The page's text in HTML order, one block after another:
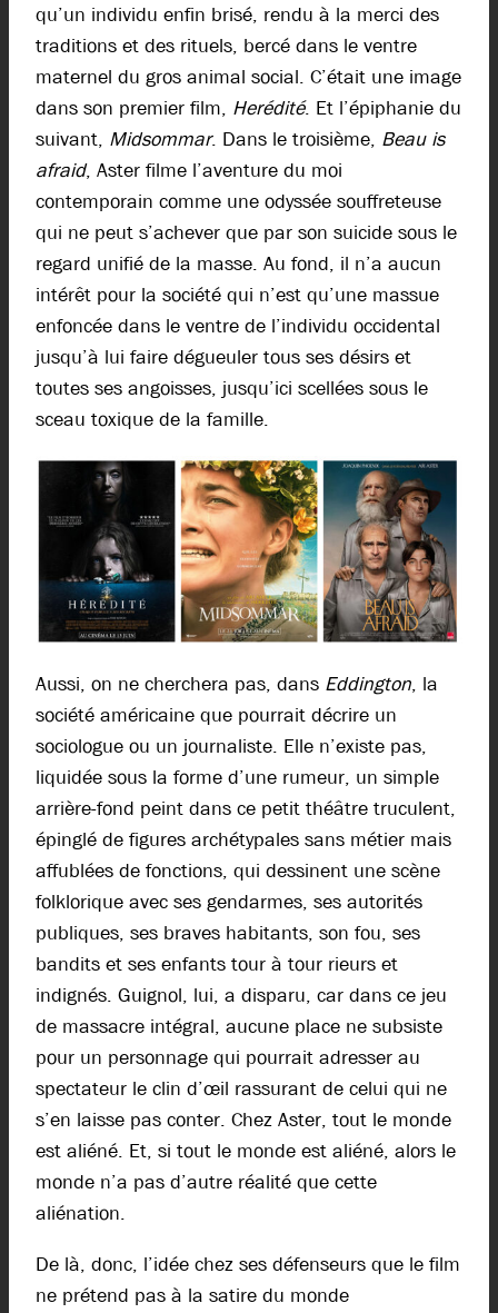
qu’un individu enfin brisé, rendu à la merci des
traditions et des rituels, bercé dans le ventre
maternel du gros animal social. C’était une image
dans son premier film, Herédité. Et l’épiphanie du
suivant, Midsommar. Dans le troisième, Beau is
afraid, Aster filme l’aventure du moi
contemporain comme une odyssée souffreteuse
qui ne peut s’achever que par son suicide sous le
regard unifié de la masse. Au fond, il n’a aucun
intérêt pour la société qui n’est qu’une massue
enfoncée dans le ventre de l’individu occidental
jusqu’à lui faire dégueuler tous ses désirs et
toutes ses angoisses, jusqu’ici scellées sous le
sceau toxique de la famille.
Aussi, on ne cherchera pas, dans Eddington, la
société américaine que pourrait décrire un
sociologue ou un journaliste. Elle n’existe pas,
liquidée sous la forme d’une rumeur, un simple
arrière-fond peint dans ce petit théâtre truculent,
épinglé de figures archétypales sans métier mais
affublées de fonctions, qui dessinent une scène
folklorique avec ses gendarmes, ses autorités
publiques, ses braves habitants, son fou, ses
bandits et ses enfants tour à tour rieurs et
indignés. Guignol, lui, a disparu, car dans ce jeu
de massacre intégral, aucune place ne subsiste
pour un personnage qui pourrait adresser au
spectateur le clin d’œil rassurant de celui qui ne
s’en laisse pas conter. Chez Aster, tout le monde
est aliéné. Et, si tout le monde est aliéné, alors le
monde n’a pas d’autre réalité que cette
aliénation.
De là, donc, l’idée chez ses défenseurs que le film
ne prétend pas à la satire du monde